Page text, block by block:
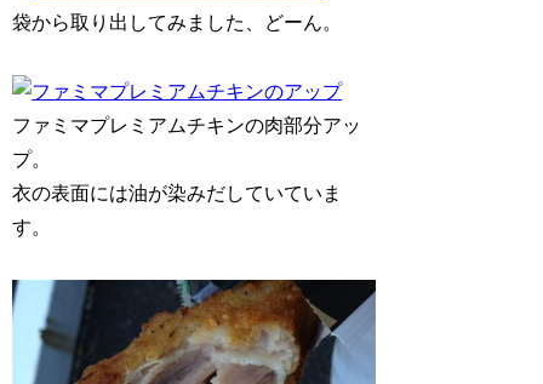
袋から取り出してみました、どーん。
ファミマプレミアムチキンの肉部分アッ
プ。
衣の表面には油が染みだしていていま
す。